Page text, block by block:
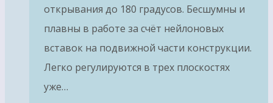
открывания до 180 градусов. Бесшумны и
плавны в работе за счёт нейлоновых
вставок на подвижной части конструкции.
Легко регулируются в трех плоскостях
уже…